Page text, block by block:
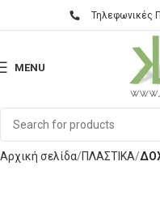
Τηλεφωνικές
MENU
Αρχική σελίδα ΠΛΑΣΤΙΚΑ